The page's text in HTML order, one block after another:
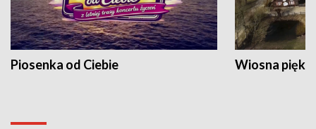
Piosenka od Ciebie Wiosna